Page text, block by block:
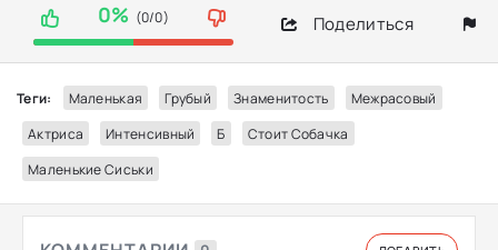
0% (0/0) Поделиться
Теги: Маленькая Грубый Знаменитость
Межрасовый
Актриса
Интенсивный Б
Стоит Собачка
Маленькие Сиськи